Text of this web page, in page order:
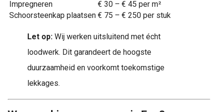
Impregneren
€ 30 – € 45 per m²
Schoorsteenkap plaatsen € 75 – € 250 per stuk
Let op: Wij werken uitsluitend met écht
loodwerk. Dit garandeert de hoogste
duurzaamheid en voorkomt toekomstige
lekkages.